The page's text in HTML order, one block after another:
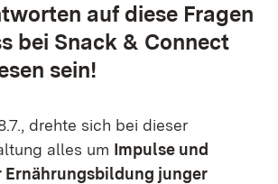
auf diese Fragen
bei Snack & Connect
sein!
drehte sich bei dieser
alles um Impulse und
Ernährungsbildung junger